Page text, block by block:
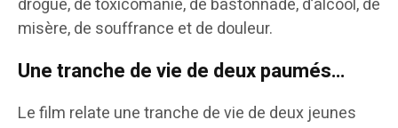
drogue, de toxicomanie, de bastonnade, d’alcool, de
misère, de souffrance et de douleur.
Une tranche de vie de deux paumés…
Le film relate une tranche de vie de deux jeunes